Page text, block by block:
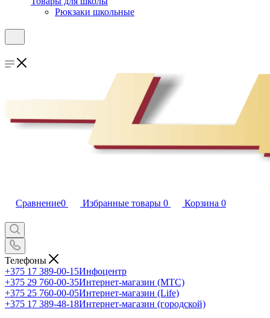
Рюкзаки школьные
Сравнение0 Избранные товары 0 Корзина 0
Телефоны
+375 17 389-00-15Инфоцентр
+375 29 760-00-35Интернет-магазин (МТС)
+375 25 760-00-05Интернет-магазин (Life)
+375 17 389-48-18Интернет-магазин (городской)